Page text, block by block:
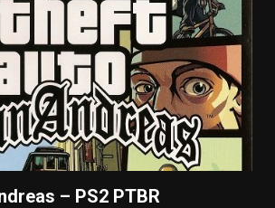
– PS2 PTBR